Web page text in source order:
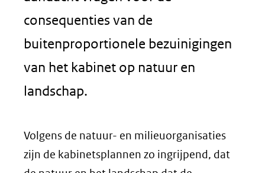
consequenties van de
buitenproportionele bezuinigingen
van het kabinet op natuur en
landschap.
Volgens de natuur- en milieuorganisaties
zijn de kabinetsplannen zo ingrijpend, dat